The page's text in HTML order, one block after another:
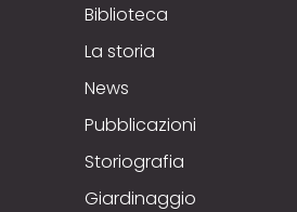
Biblioteca
La storia
News
Pubblicazioni
Storiografia
Giardinaggio